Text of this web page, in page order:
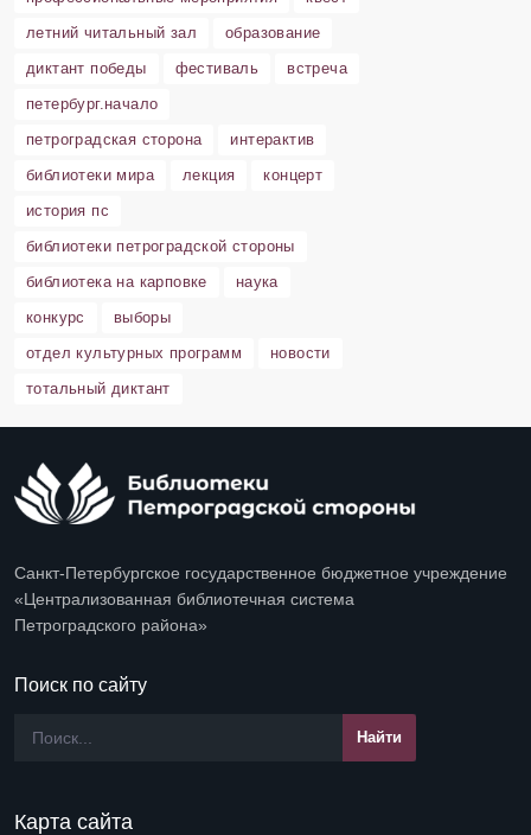
летний читальный зал
образование
диктант победы
фестиваль
встреча
петербург.начало
петроградская сторона
интерактив
библиотеки мира
лекция
концерт
история пс
библиотеки петроградской стороны
библиотека на карповке
наука
конкурс
выборы
отдел культурных программ
новости
тотальный диктант
Санкт-Петербургское государственное бюджетное учреждение
«Централизованная библиотечная система
Петроградского района»
Поиск по сайту
Карта сайта